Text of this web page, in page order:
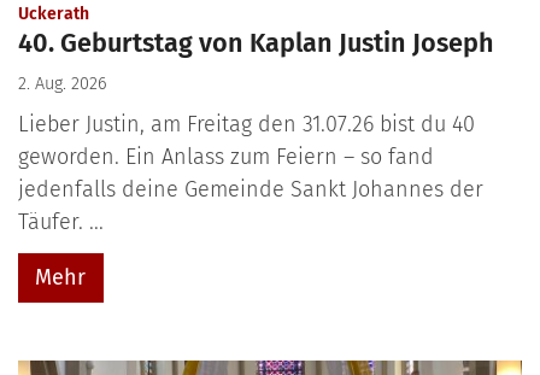
Uckerath:
40. Geburtstag von Kaplan Justin Joseph
2. Aug. 2026
Lieber Justin, am Freitag den 31.07.26 bist du 40
geworden. Ein Anlass zum Feiern – so fand
jedenfalls deine Gemeinde Sankt Johannes der
Täufer. ...
Mehr